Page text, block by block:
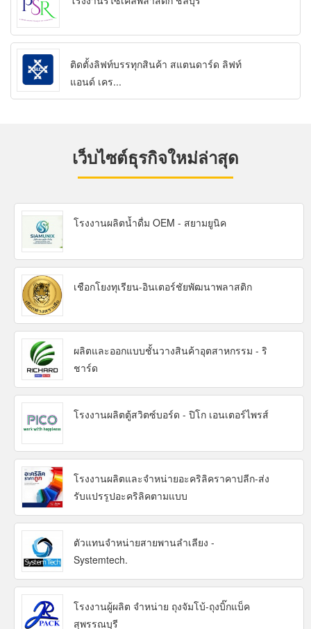
ติดตั้งลิฟท์บรรทุกสินค้า สแตนดาร์ด ลิฟท์
แอนด์ เคร...
เว็บไซต์ธุรกิจใหม่ล่าสุด
โรงงานผลิตน้ำดื่ม OEM - สยามยูนิค
เชือกโยงทุเรียน-อินเตอร์ชัยพัฒนาพลาสติก
ผลิตและออกแบบชั้นวางสินค้าอุตสาหกรรม - ริ
ชาร์ด
โรงงานผลิตตู้สวิตซ์บอร์ด - ปิโก เอนเตอร์ไพรส์
โรงงานผลิตและจำหน่ายอะคริลิคราคาปลีก-ส่ง
รับแปรรูปอะคริลิคตามแบบ
ตัวแทนจำหน่ายสายพานลำเลียง -
Systemtech.
โรงงานผู้ผลิต จำหน่าย ถุงจัมโบ้-ถุงบิ๊กแบ็ค
สุพรรณบุรี